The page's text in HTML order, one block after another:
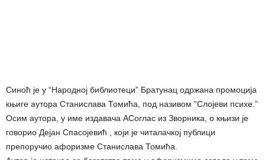
Синоћ је у “Народној библиотеци” Братунац одржана промоција
књиге аутора Станислава Томића, под називом “Слојеви психе.”
Осим аутора, у име издавача АСоглас из Зворника, о књизи је
говорио Дејан Спасојевић , који је читалачкој публици
препоручио афоризме Станислава Томића.